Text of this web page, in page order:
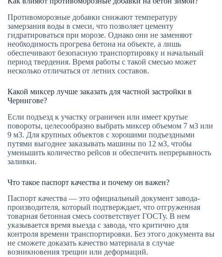
Противоморозные добавки снижают температуру
замерзания воды в смеси, что позволяет цементу
гидратироваться при морозе. Однако они не заменяют
необходимость прогрева бетона на объекте, а лишь
обеспечивают безопасную транспортировку и начальный
период твердения. Время работы с такой смесью может
несколько отличаться от летних составов.
Какой миксер лучше заказать для частной застройки в
Чернигове?
Если подъезд к участку ограничен или имеет крутые
повороты, целесообразно выбрать миксер объемом 7 м3 или
9 м3. Для крупных объектов с хорошими подъездными
путями выгоднее заказывать машины по 12 м3, чтобы
уменьшить количество рейсов и обеспечить непрерывность
заливки.
Что такое паспорт качества и почему он важен?
Паспорт качества — это официальный документ завода-
производителя, который подтверждает, что отгруженная
товарная бетонная смесь соответствует ГОСТу. В нем
указывается время выезда с завода, что критично для
контроля времени транспортировки. Без этого документа вы
не сможете доказать качество материала в случае
возникновения трещин или деформаций.